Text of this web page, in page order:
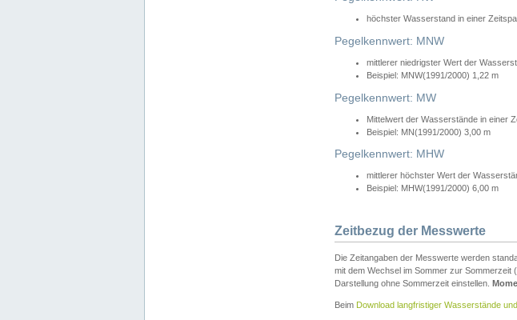
höchster Wasserstand in einer
Pegelkennwert: MNW
mittlerer niedrigster Wert der
Beispiel: MNW(1991/2000) 1,22 m
Pegelkennwert: MW
Mittelwert der Wasserstände in einer
Beispiel: MN(1991/2000) 3,00 m
Pegelkennwert: MHW
mittlerer höchster Wert der
Beispiel: MHW(1991/2000) 6,00 m
Zeitbezug der Messwerte
Die Zeitangaben der Messwerte werden
mit dem Wechsel im Sommer zur Sommerzeit
Darstellung ohne Sommerzeit einstellen.
Beim Download langfristiger Wasserstände